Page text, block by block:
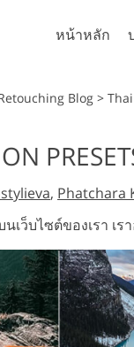
หน้าหลัก
านแต่งงาน โมเดล
หน้า
แปรง
โอเวอร์เ
ทั้งหมด
Ps ซ้อนทั
ทั้งหมด
Blog >
, Phatchara
เว็บไซต์ของเรา เ